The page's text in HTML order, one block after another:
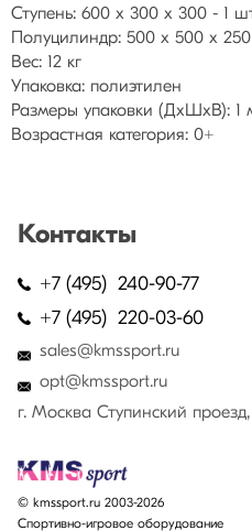
Ступень: 600 х 300 х 300 - 1
Полуцилиндр: 500 х 500 х
Вес: 12 кг
Упаковка: полиэтилен
Размеры упаковки (ДхШхВ): 1
Возрастная категория: 0+
Контакты
+7 (495) 240-90-77
+7 (495) 220-03-60
sales@kmssport.ru
opt@kmssport.ru
г. Москва Ступинский проезд,
© kmssport.ru 2003-2026
Спортивно-игровое оборудование